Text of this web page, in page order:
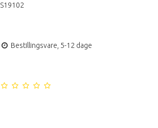
S19102
Bestillingsvare, 5-12 dage